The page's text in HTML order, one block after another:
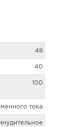
48
40
100
тока